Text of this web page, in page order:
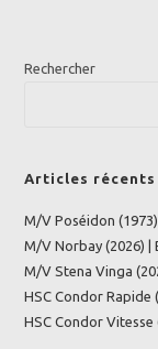
Rechercher
Articles récents
M/V Poséidon
M/V Norbay (2026) |
M/V Stena Vinga
HSC Condor Rapide
HSC Condor